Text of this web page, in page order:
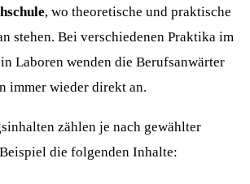
, wo theoretische und praktische
stehen. Bei verschiedenen Praktika im
Laboren wenden die Berufsanwärter
immer wieder direkt an.
zählen je nach gewählter
die folgenden Inhalte: